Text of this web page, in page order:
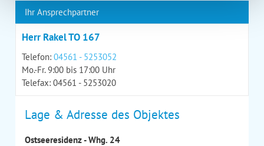
Ihr Ansprechpartner
Herr Rakel TO 167
Telefon: 04561 - 5253052
Mo.-Fr. 9:00 bis 17:00 Uhr
Telefax: 04561 - 5253020
Lage & Adresse des Objektes
Ostseeresidenz - Whg. 24